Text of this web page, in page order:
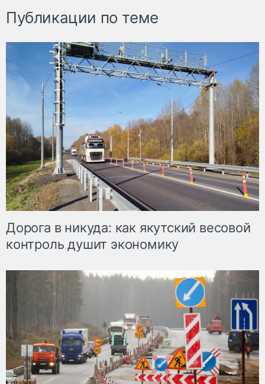
Публикации по теме
Дорога в никуда: как якутский весовой
контроль душит экономику